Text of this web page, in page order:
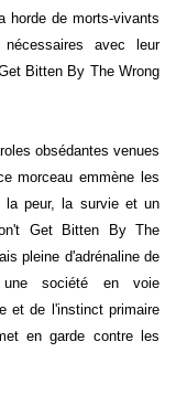
horde de morts-vivants
avec leur
Bitten By The Wrong
obsédantes venues
morceau emmène les
la peur, la survie et un
Get Bitten By The
pleine d'adrénaline de
société en voie
et de l'instinct primaire
en garde contre les